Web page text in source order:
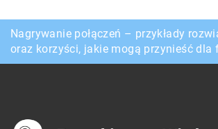
Jakie akcesoria są niezbędne podczas
nad małym dzieckiem?
Nagrywanie połączeń – przykłady
oraz korzyści, jakie mogą przynieść dla
Jakie torebki pasują do jesiennych